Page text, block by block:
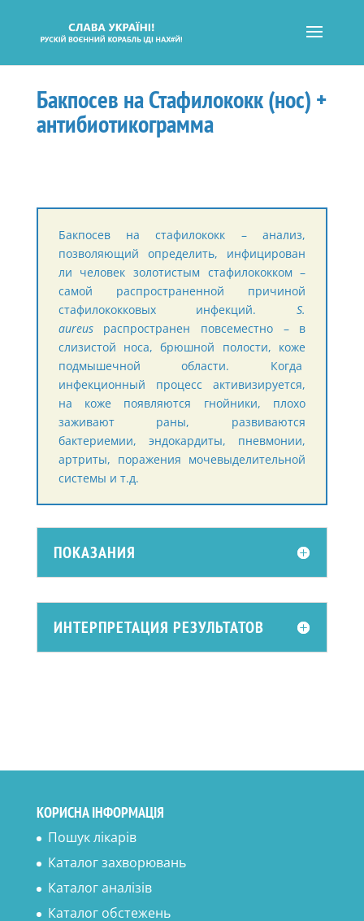
Бакпосев на Стафилококк (нос) +
антибиотикограмма
Бакпосев на стафилококк – анализ,
позволяющий определить, инфицирован
ли человек золотистым стафилококком –
самой распространенной причиной
стафилококковых инфекций. S.
aureusраспространен повсеместно – в
слизистой носа, брюшной полости, коже
подмышечной области. Когда
инфекционный процесс активизируется,
на коже появляются гнойники, плохо
заживают раны, развиваются
бактериемии, эндокардиты, пневмонии,
артриты, поражения мочевыделительной
системы и т.д.
ПОКАЗАНИЯ
ИНТЕРПРЕТАЦИЯ РЕЗУЛЬТАТОВ
КОРИСНА ІНФОРМАЦІЯ
Пошук лікарів
Каталог захворювань
Каталог аналізів
Каталог обстежень